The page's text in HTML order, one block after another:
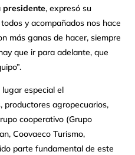
presidente, expresó su
y acompañados nos hace
más ganas de hacer, siempre
que ir para adelante, que
especial el
productores agropecuarios,
cooperativo (Grupo
Coovaeco Turismo,
parte fundamental de este